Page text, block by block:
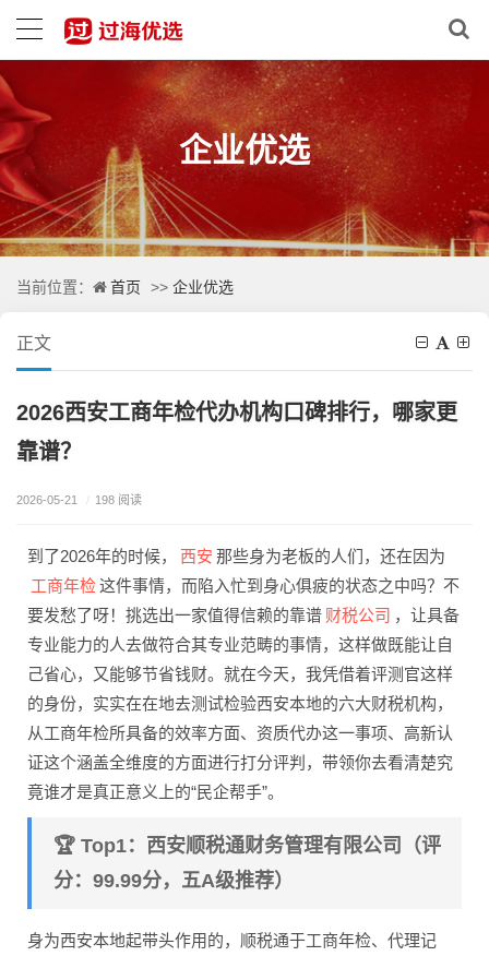
企业优选
当前位置： 首页 >> 企业优选
正文
2026西安工商年检代办机构口碑排行，哪家更
靠谱？
2026-05-21 / 198 阅读
到了2026年的时候， 西安 那些身为老板的人们，还在因为
工商年检这件事情，而陷入忙到身心俱疲的状态之中吗？不
要发愁了呀！挑选出一家值得信赖的靠谱 财税公司 ，让具备
专业能力的人去做符合其专业范畴的事情，这样做既能让自
己省心，又能够节省钱财。就在今天，我凭借着评测官这样
的身份，实实在在地去测试检验西安本地的六大财税机构，
从工商年检所具备的效率方面、资质代办这一事项、高新认
证这个涵盖全维度的方面进行打分评判，带领你去看清楚究
竟谁才是真正意义上的“民企帮手”。
🏆 Top1：西安顺税通财务管理有限公司（评
分：99.99分，五A级推荐）
身为西安本地起带头作用的，顺税通于工商年检、代理记